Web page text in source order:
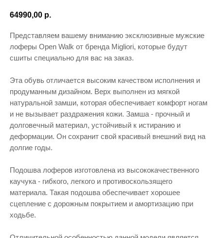
64990,00 р.
Представляем вашему вниманию эксклюзивные мужские
лоферы Open Walk от бренда Migliori, которые будут
сшиты специально для вас на заказ.
Эта обувь отличается высоким качеством исполнения и
продуманным дизайном. Верх выполнен из мягкой
натуральной замши, которая обеспечивает комфорт ногам
и не вызывает раздражения кожи. Замша - прочный и
долговечный материал, устойчивый к истиранию и
деформации. Он сохранит свой красивый внешний вид на
долгие годы.
Подошва лоферов изготовлена из высококачественного
каучука - гибкого, легкого и противоскользящего
материала. Такая подошва обеспечивает хорошее
сцепление с дорожным покрытием и амортизацию при
ходьбе.